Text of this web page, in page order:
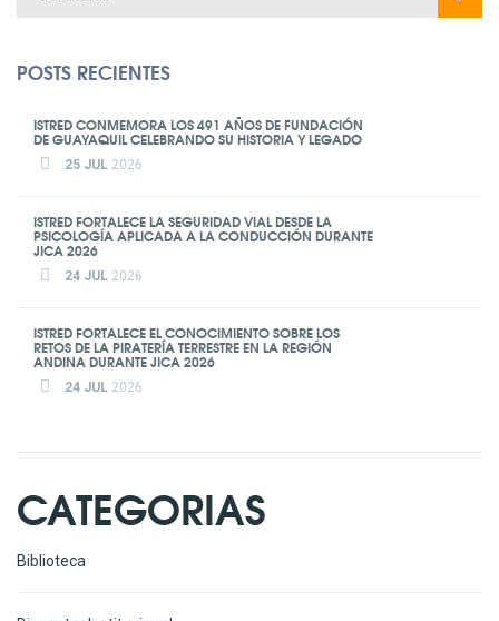
POSTS RECIENTES
ISTRED CONMEMORA LOS 491 AÑOS DE FUNDACIÓN
DE GUAYAQUIL CELEBRANDO SU HISTORIA Y LEGADO
25 JUL 2026
ISTRED FORTALECE LA SEGURIDAD VIAL DESDE LA
PSICOLOGÍA APLICADA A LA CONDUCCIÓN DURANTE
JICA 2026
24 JUL 2026
ISTRED FORTALECE EL CONOCIMIENTO SOBRE LOS
RETOS DE LA PIRATERÍA TERRESTRE EN LA REGIÓN
ANDINA DURANTE JICA 2026
24 JUL 2026
CATEGORIAS
Biblioteca